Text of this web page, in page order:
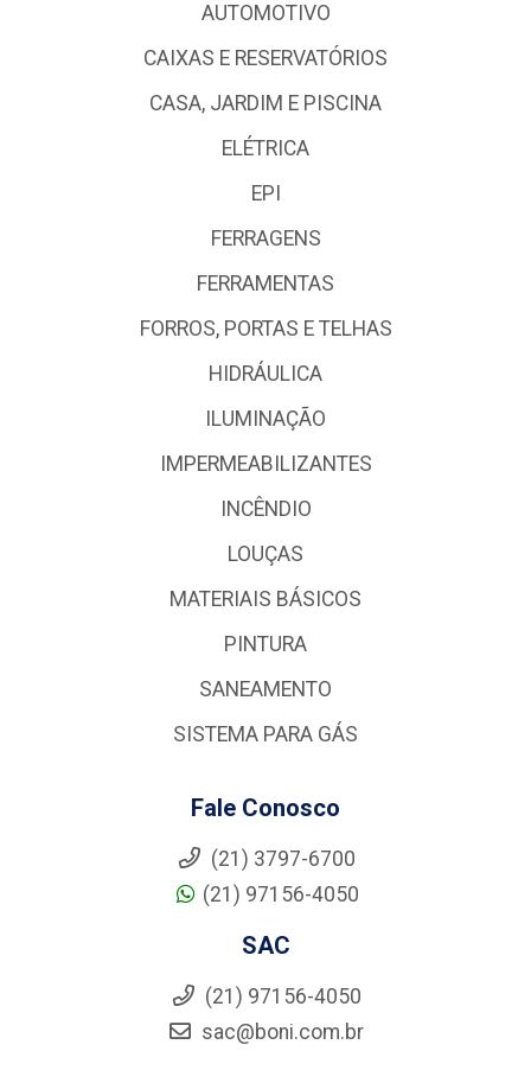
AUTOMOTIVO
CAIXAS E RESERVATÓRIOS
CASA, JARDIM E PISCINA
ELÉTRICA
EPI
FERRAGENS
FERRAMENTAS
FORROS, PORTAS E TELHAS
HIDRÁULICA
ILUMINAÇÃO
IMPERMEABILIZANTES
INCÊNDIO
LOUÇAS
MATERIAIS BÁSICOS
PINTURA
SANEAMENTO
SISTEMA PARA GÁS
Fale Conosco
(21) 3797-6700
(21) 97156-4050
SAC
(21) 97156-4050
sac@boni.com.br